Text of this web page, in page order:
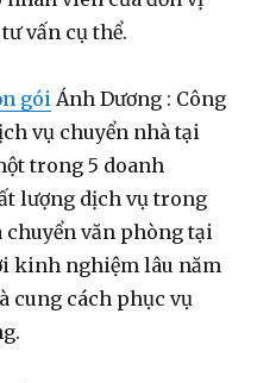
vấn cụ thể.
gói Ánh Dương : Công
vụ chuyển nhà tại
trong 5 doanh
lượng dịch vụ trong
văn phòng tại
kinh nghiệm lâu năm
cung cách phục vụ